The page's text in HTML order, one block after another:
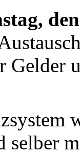
Gelder
selber